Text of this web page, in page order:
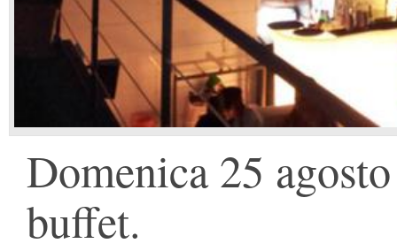
Domenica 25
buffet.